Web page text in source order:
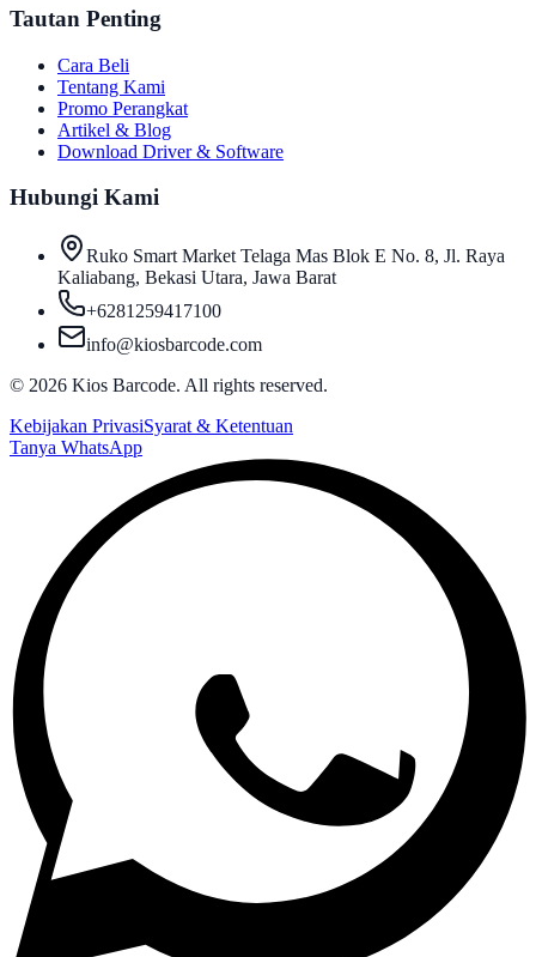
Tautan Penting
Cara Beli
Tentang Kami
Promo Perangkat
Artikel & Blog
Download Driver & Software
Hubungi Kami
Ruko Smart Market Telaga Mas Blok E No. 8, Jl. Raya
Kaliabang, Bekasi Utara, Jawa Barat
+6281259417100
info@kiosbarcode.com
© 2026 Kios Barcode. All rights reserved.
Kebijakan PrivasiSyarat & Ketentuan
Tanya WhatsApp